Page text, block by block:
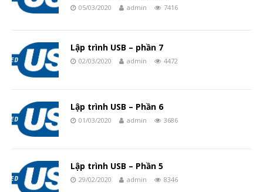
05/03/2020 admin 7416
Lập trình USB – phần 7
02/03/2020 admin 4472
Lập trình USB – Phần 6
01/03/2020 admin 3686
Lập trình USB – Phần 5
29/02/2020 admin 8346